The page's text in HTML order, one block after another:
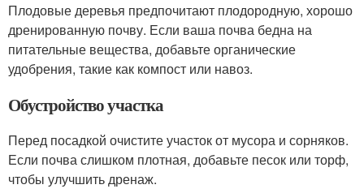
Плодовые деревья предпочитают плодородную, хорошо
дренированную почву. Если ваша почва бедна на
питательные вещества, добавьте органические
удобрения, такие как компост или навоз.
Обустройство участка
Перед посадкой очистите участок от мусора и сорняков.
Если почва слишком плотная, добавьте песок или торф,
чтобы улучшить дренаж.